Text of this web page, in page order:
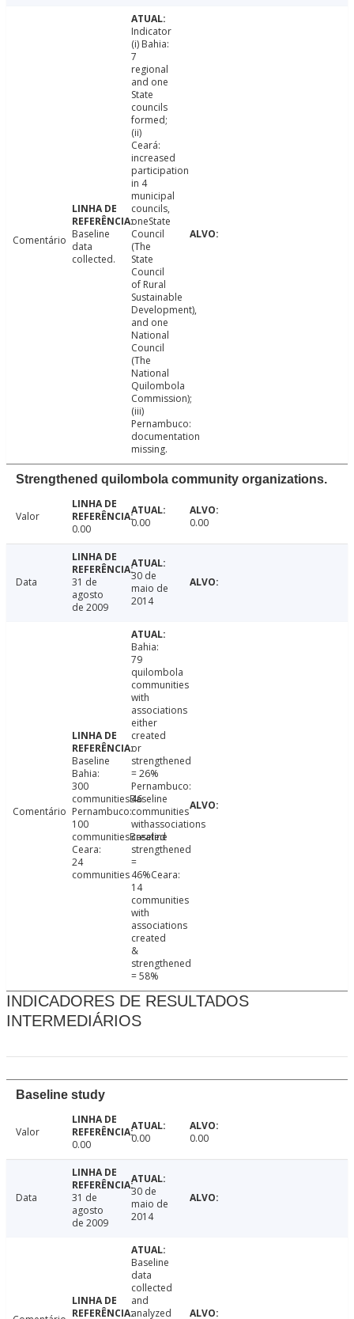
Comentário Baseline
data
collected.
Indicator
(i) Bahia:
7
regional
and one
State
councils
formed;
(ii)
Ceará:
increased
participation
in 4
municipal
councils,
oneState
Council
(The
State
Council
of Rural
Sustainable
Development),
and one
National
Council
(The
National
Quilombola
Commission);
(iii)
Pernambuco:
documentation
missing.
Strengthened quilombola community organizations.
Valor
0.00
0.00 0.00
Data
31 de
agosto
de 2009
30 de
maio de
2014
Comentário
Baseline
Bahia:
300
communitiesBaseline
Pernambuco:
100
communitiesBaseline
Ceara:
24
communities
Bahia:
79
quilombola
communities
with
associations
either
created
or
strengthened
= 26%
Pernambuco:
46
communities
withassociations
created
strengthened
=
46%Ceara:
14
communities
with
associations
created
&
strengthened
= 58%
INDICADORES DE RESULTADOS
INTERMEDIÁRIOS
Baseline study
Valor
0.00
0.00 0.00
Data
31 de
agosto
de 2009
30 de
maio de
2014
Baseline
data
collected
and
analyzed